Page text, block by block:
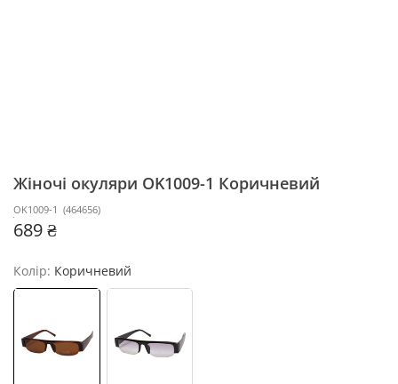
Жіночі окуляри OK1009-1 Коричневий
OK1009-1 (464656)
689 ₴
Колір: Коричневий